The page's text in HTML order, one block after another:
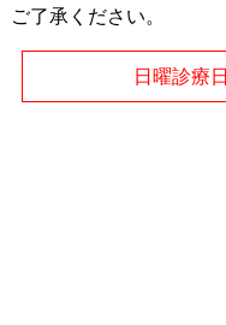
ご了承ください。
日曜診療日